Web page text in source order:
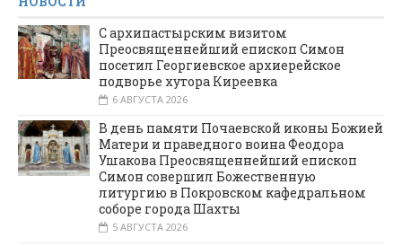
С архипастырским визитом
Преосвященнейший епископ Симон
посетил Георгиевское архиерейское
подворье хутора Киреевка
6 АВГУСТА 2026
В день памяти Почаевской иконы Божией
Матери и праведного воина Феодора
Ушакова Преосвященнейший епископ
Симон совершил Божественную
литургию в Покровском кафедральном
соборе города Шахты
5 АВГУСТА 2026